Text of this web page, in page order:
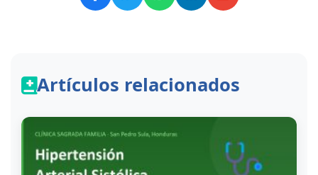
Artículos relacionados